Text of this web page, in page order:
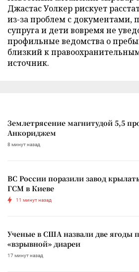
Джастас Уолкер рискует
из-за проблем с документами,
супруга и дети вовремя не
профильные ведомства о
близкий к
источник.
Землетрясение магнитудой 5,5
Анкориджем
8 минут назад
ВС России поразили завод
ГСМ в Киеве
11 минут назад
Ученые в США назвали две ягоды
«взрывной» диареи
17 минут назад